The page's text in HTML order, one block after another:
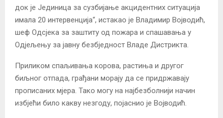
док је Јединица за сузбијање акцидентних ситуација
имала 20 интервенција“, истакао је Владимир Војводић,
шеф Одсјека за заштиту од пожара и спашавања у
Одјељењу за јавну безбједност Владе Дистрикта.
Приликом спаљивања корова, растиња и другог
биљног отпада, грађани морају да се придржавају
прописаних мјера. Тако могу на најбезболнији начин
избјећи било какву незгоду, појаснио је Војводић.